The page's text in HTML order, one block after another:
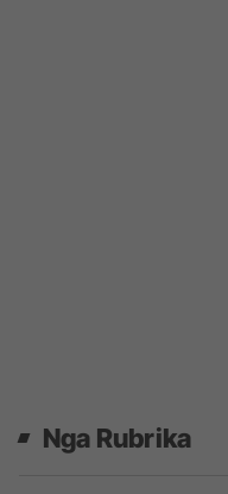
Nga Rubrika